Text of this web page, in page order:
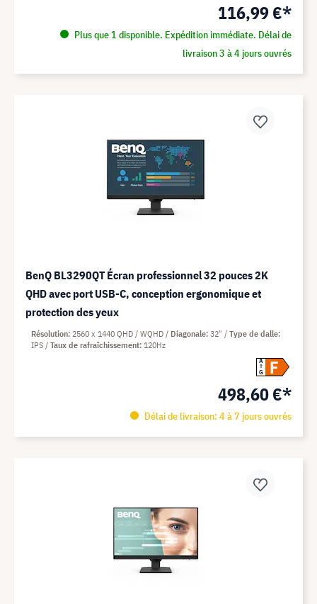
116,99 €*
Plus que 1 disponible. Expédition immédiate. Délai de
livraison 3 à 4 jours ouvrés
BenQ BL3290QT Écran professionnel 32 pouces 2K
QHD avec port USB-C, conception ergonomique et
protection des yeux
A
G
F
498,60 €*
Délai de livraison: 4 à 7 jours ouvrés
Résolution 2560 x 1440 QHD / WQHD Diagonale 32"
Type de dalle
IPS
Taux de rafraîchissement 120Hz